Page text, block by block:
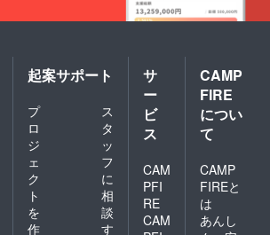
起案サポート
プ
ロ
ジ
ェ
ク
ト
を
作
ス
タ
ッ
フ
に
相
談
す
サ
ー
ビ
ス
CAM
PFI
RE
CAM
CAMP
FIRE
につい
て
CAMP
FIREと
は
あんし